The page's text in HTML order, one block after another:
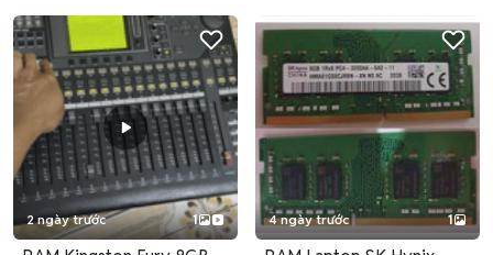
2 ngày trước 1 4 ngày trước 1